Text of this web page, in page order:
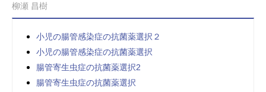
柳瀬 昌樹
小児の腸管感染症の抗菌薬選択２
小児の腸管感染症の抗菌薬選択
腸管寄生虫症の抗菌薬選択2
腸管寄生虫症の抗菌薬選択